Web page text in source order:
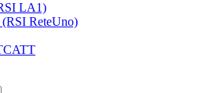
LA1)
(RSI ReteUno)